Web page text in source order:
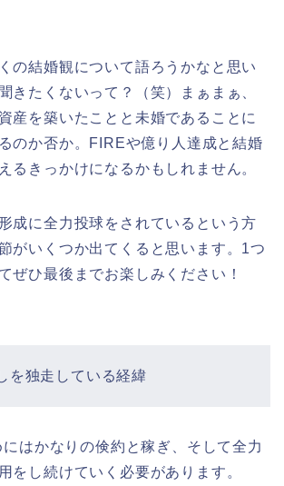
の結婚観について語ろうかなと思い
きたくないって？（笑）まぁまぁ、
産を築いたことと未婚であることに
のか否か。FIREや億り人達成と結婚
るきっかけになるかもしれません。
成に全力投球をされているという方
がいくつか出てくると思います。1つ
ぜひ最後までお楽しみください！
を独走している経緯
はかなりの倹約と稼ぎ、そして全力
をし続けていく必要があります。